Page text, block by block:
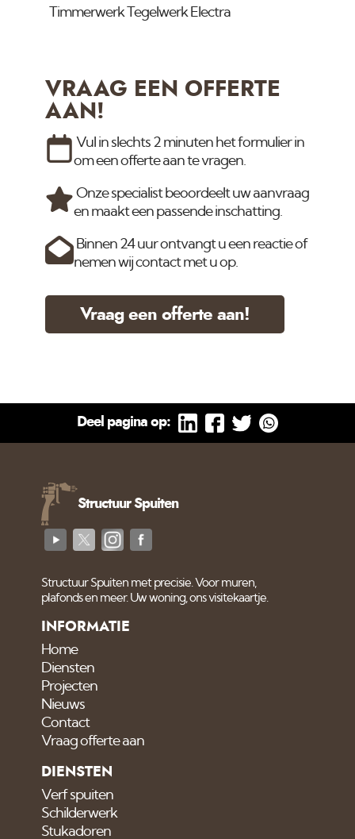
Timmerwerk Tegelwerk Electra
VRAAG EEN OFFERTE
AAN!
Vul in slechts 2 minuten het formulier in
om een offerte aan te vragen.
Onze specialist beoordeelt uw aanvraag
en maakt een passende inschatting.
Binnen 24 uur ontvangt u een reactie of
nemen wij contact met u op.
Vraag een offerte aan!
Deel pagina op:
Structuur Spuiten
Structuur Spuiten met precisie. Voor muren,
plafonds en meer. Uw woning, ons visitekaartje.
INFORMATIE
Home
Diensten
Projecten
Nieuws
Contact
Vraag offerte aan
DIENSTEN
Verf spuiten
Schilderwerk
Stukadoren